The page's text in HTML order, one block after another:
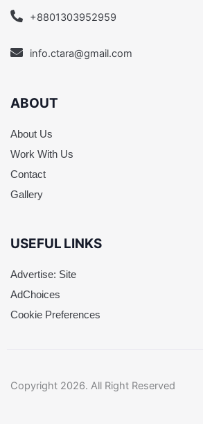
+8801303952959
info.ctara@gmail.com
ABOUT
About Us
Work With Us
Contact
Gallery
USEFUL LINKS
Advertise: Site
AdChoices
Cookie Preferences
Copyright 2026. All Right Reserved